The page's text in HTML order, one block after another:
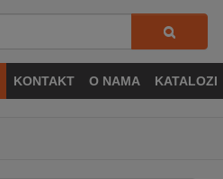
KONTAKT O NAMA KATALOZI